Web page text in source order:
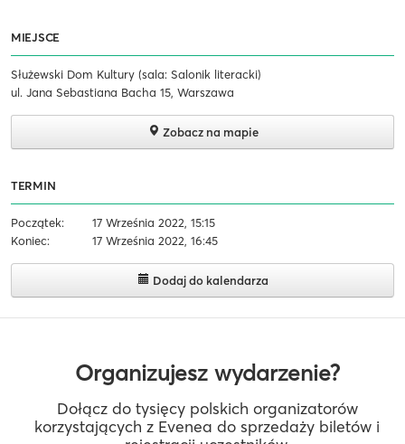
MIEJSCE
Służewski Dom Kultury (sala: Salonik literacki)
ul. Jana Sebastiana Bacha 15, Warszawa
Zobacz na mapie
TERMIN
Początek:
17 Września 2022, 15:15
Koniec:
17 Września 2022, 16:45
Dodaj do kalendarza
Organizujesz wydarzenie?
Dołącz do tysięcy polskich organizatorów
korzystających z Evenea do sprzedaży biletów i